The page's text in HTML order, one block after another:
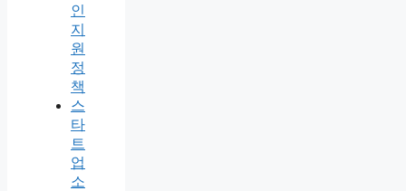
인
지
원
정
책
스
타
트
업
소